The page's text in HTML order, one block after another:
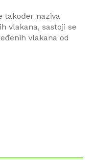
također naziva
vlakana, sastoji se
vlakana od